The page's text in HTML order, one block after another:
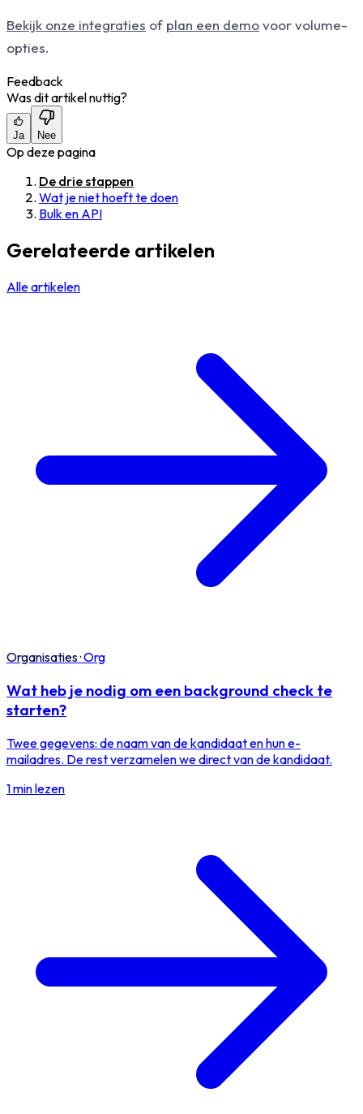
Bekijk onze integraties of plan een demovoor volume-
opties.
Feedback
Was dit artikel nuttig?
Ja Nee
Op deze pagina
De drie stappen
Wat je niet hoeft te doen
Bulk en API
Gerelateerde artikelen
Alle artikelen
Organisaties·Org
Wat heb je nodig om een background check te
starten?
Twee gegevens: de naam van de kandidaat en hun e-
mailadres. De rest verzamelen we direct van de kandidaat.
1 min lezen